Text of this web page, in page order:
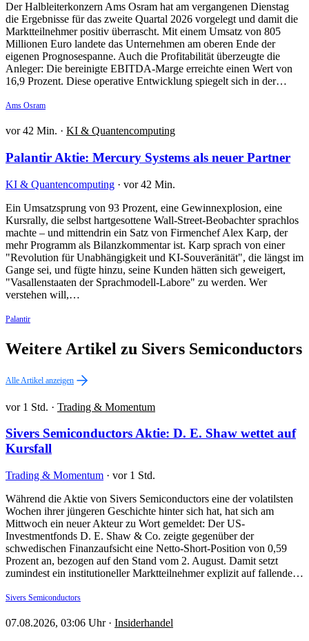
Der Halbleiterkonzern Ams Osram hat am vergangenen Dienstag
die Ergebnisse für das zweite Quartal 2026 vorgelegt und damit die
Marktteilnehmer positiv überrascht. Mit einem Umsatz von 805
Millionen Euro landete das Unternehmen am oberen Ende der
eigenen Prognosespanne. Auch die Profitabilität überzeugte die
Anleger: Die bereinigte EBITDA-Marge erreichte einen Wert von
16,9 Prozent. Diese operative Entwicklung spiegelt sich in der…
Ams Osram
vor 42 Min. · KI & Quantencomputing
Palantir Aktie: Mercury Systems als neuer Partner
KI & Quantencomputing · vor 42 Min.
Ein Umsatzsprung von 93 Prozent, eine Gewinnexplosion, eine
Kursrally, die selbst hartgesottene Wall-Street-Beobachter sprachlos
machte – und mittendrin ein Satz von Firmenchef Alex Karp, der
mehr Programm als Bilanzkommentar ist. Karp sprach von einer
"Revolution für Unabhängigkeit und KI-Souveränität", die längst im
Gange sei, und fügte hinzu, seine Kunden hätten sich geweigert,
"Vasallenstaaten der Sprachmodell-Labore" zu werden. Wer
verstehen will,…
Palantir
Weitere Artikel zu Sivers Semiconductors
Alle Artikel anzeigen
vor 1 Std. · Trading & Momentum
Sivers Semiconductors Aktie: D. E. Shaw wettet auf
Kursfall
Trading & Momentum · vor 1 Std.
Während die Aktie von Sivers Semiconductors eine der volatilsten
Wochen ihrer jüngeren Geschichte hinter sich hat, hat sich am
Mittwoch ein neuer Akteur zu Wort gemeldet: Der US-
Investmentfonds D. E. Shaw & Co. zeigte gegenüber der
schwedischen Finanzaufsicht eine Netto-Short-Position von 0,59
Prozent an, bezogen auf den Stand vom 2. August. Damit setzt
zumindest ein institutioneller Marktteilnehmer explizit auf fallende…
Sivers Semiconductors
07.08.2026, 03:06 Uhr · Insiderhandel